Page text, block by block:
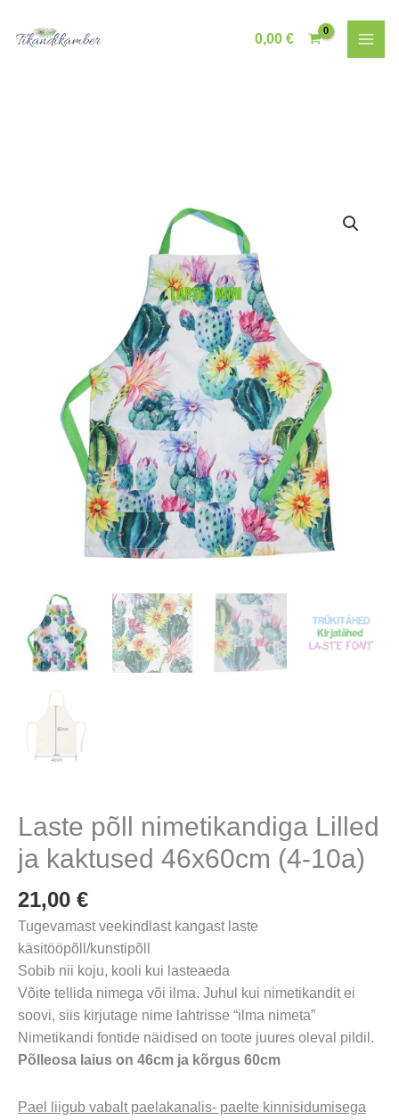
0,00€
Laste põll nimetikandiga Lilled
ja kaktused 46x60cm (4-10a)
21,00 €
Tugevamast veekindlast kangast laste
käsitööpõll/kunstipõll
Sobib nii koju, kooli kui lasteaeda
Võite tellida nimega või ilma. Juhul kui nimetikandit ei
soovi, siis kirjutage nime lahtrisse “ilma nimeta”
Nimetikandi fontide näidised on toote juures oleval pildil.
Põlleosa laius on 46cm ja kõrgus 60cm
Pael liigub vabalt paelakanalis- paelte kinnisidumisega